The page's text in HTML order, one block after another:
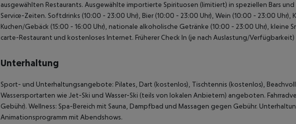
ausgewählten Restaurants. Ausgewählte importierte Spirituosen (limitiert) in speziellen Bars
Service-Zeiten. Softdrinks (10:00 - 23:00 Uhr), Bier (10:00 - 23:00 Uhr), Wein (10:00 - 23:00 Uhr),
Kuchen/Gebäck (15:00 - 16:00 Uhr), nationale alkoholische Getränke (10:00 - 23:00 Uhr), kleine
carte-Restaurant und kostenloses Internet. Früherer Check In (je nach Auslastung/Verfügbarkeit)
Unterhaltung
Sport- und Unterhaltungsangebote: Pilates, Dart (kostenlos), Tischtennis (kostenlos),
Wassersportarten wie Jet-Ski und Wasser-Ski (teils von lokalen Anbietern) angeboten.
Gebühr). Wellness: Spa-Bereich mit Sauna, Dampfbad und Massagen gegen Gebühr.
Animationsprogramm mit Abendshows.